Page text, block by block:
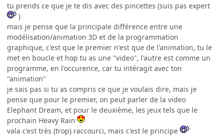
tu prends ce que je te dis avec des pincettes (suis pas expert
)
mais je pense que la principale différence entre une
modélisation/animation 3D et de la programmation
graphique, c'est que le premier n'est que de l'animation, tu le
met en boucle et hop tu as une "video", l'autre est comme un
programme, en l'occurence, car tu intéragit avec ton
"animation"
je sais pas si tu as compris ce que je voulais dire, mais je
pense que pour le premier, on peut parler de la video
Elephant Dream, et pour le deuxième, les jeux tels que le
prochain Heavy Rain
vala c'est très (trop) raccourci, mais c'est le principe